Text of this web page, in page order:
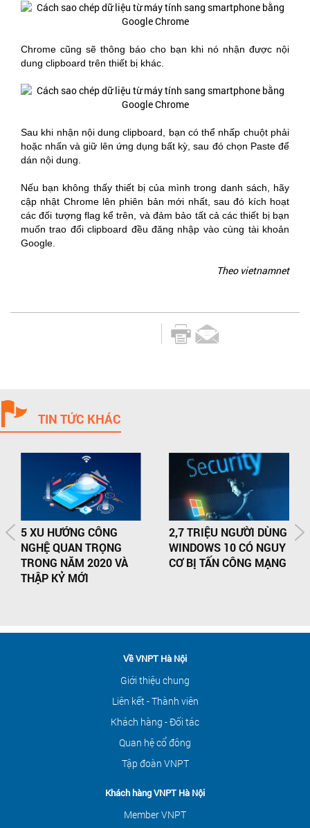
Chrome cũng sẽ thông báo cho bạn khi nó nhận được nội
dung clipboard trên thiết bị khác.
Sau khi nhận nội dung clipboard, bạn có thể nhấp chuột phải
hoặc nhấn và giữ lên ứng dụng bất kỳ, sau đó chọn Paste để
dán nội dung.
Nếu bạn không thấy thiết bị của mình trong danh sách, hãy
cập nhật Chrome lên phiên bản mới nhất, sau đó kích hoạt
các đối tượng flag kể trên, và đảm bảo tất cả các thiết bị bạn
muốn trao đổi clipboard đều đăng nhập vào cùng tài khoản
Google.
Theo vietnamnet
TIN TỨC KHÁC
5 XU HƯỚNG CÔNG
NGHỆ QUAN TRỌNG
TRONG NĂM 2020 VÀ
THẬP KỶ MỚI
2,7 TRIỆU NGƯỜI DÙNG
WINDOWS 10 CÓ NGUY
CƠ BỊ TẤN CÔNG MẠNG
Về VNPT Hà Nội
Giới thiệu chung
Liên kết - Thành viên
Khách hàng - Đối tác
Quan hệ cổ đông
Tập đoàn VNPT
Khách hàng VNPT Hà Nội
Member VNPT